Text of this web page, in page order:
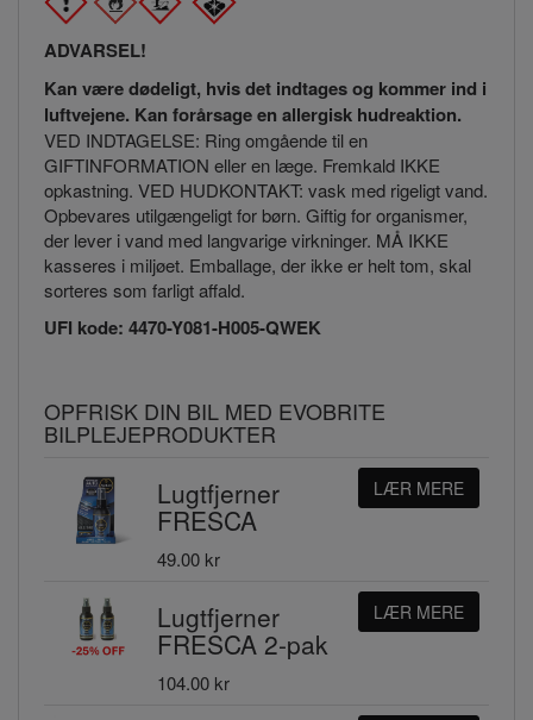
ADVARSEL!
Kan være dødeligt, hvis det indtages og kommer ind i
luftvejene. Kan forårsage en allergisk hudreaktion.
VED INDTAGELSE: Ring omgående til en
GIFTINFORMATION eller en læge. Fremkald IKKE
opkastning. VED HUDKONTAKT: vask med rigeligt vand.
Opbevares utilgængeligt for børn. Giftig for organismer,
der lever i vand med langvarige virkninger. MÅ IKKE
kasseres i miljøet. Emballage, der ikke er helt tom, skal
sorteres som farligt affald.
UFI kode: 4470-Y081-H005-QWEK
OPFRISK DIN BIL MED EVOBRITE
BILPLEJEPRODUKTER
Lugtfjerner
FRESCA
49.00 kr
LÆR MERE
Lugtfjerner
FRESCA 2-pak
104.00 kr
LÆR MERE